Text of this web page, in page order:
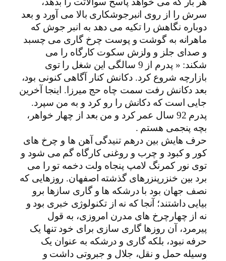
هر بار که می خواهد پاسخ سوالاتت را بدهد،
سرش را از روی انبرجوشکاری بالا می آورد و بعد
دوباره نگاهش را تکیه می دهد به انبر جوش که
ماهرانه به گوشت و پوست چرخ گاری می چسبد
و صدای جلز و ولزش سکوت کارگاه را می
شکند: « پدرم از 9 سالگی این شغل را توی
بازارچه شروع کرد. دکانش کنار آگاهی کنونی بود،
بعد دکانش رفت سمت چاه حج میرزا. اینجا آخرین
جایی است که دکانش را رو کرد و به من سپرد.
پدرم 92 سال عمر کرد و من بعد از چهار خواهر،
بچه پنجمی هستم .
حرف هایش بین درهم تنیدگی آهن ها و چرخ های
کور و کبود و چرب و روغنی کارگاه گم می شود و
توی نور کمرنگ لامپ پنجاه ولت دخمه تو را می
برد بین خنزرپنزرهای گذشته اصفهان. روزهایی که
نصف جهان بود با درشکه ها و گاری سازها برو
بیایی داشتند؛ آنجا که نه از تکنولوژی خبری بود و
نه از چهارچرخ های مدرن امروزی، به قول
پیرمرد، آن روزها گاری سازی برای خود تنها یک
حرفه نبود، بلکه گاری و درشکه به عنوان یک
وسیله حمل و نقل، جلال و جبروتی داشت و